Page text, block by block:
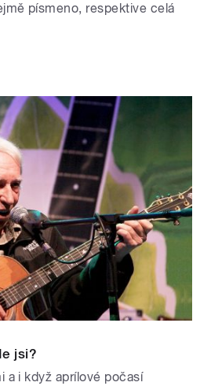
písmeno, respektive celá
jsi?
a i když aprílové počasí